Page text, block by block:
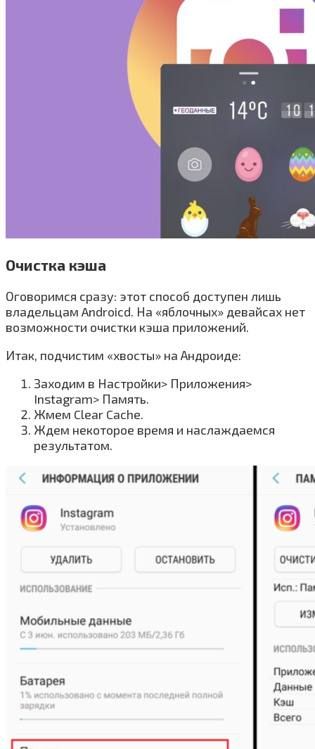
Очистка кэша
Оговоримся сразу: этот способ доступен лишь
владельцам Androicd. На «яблочных» девайсах нет
возможности очистки кэша приложений.
Итак, подчистим «хвосты» на Андроиде:
Заходим в Настройки> Приложения>
Instagram> Память.
Жмем Clear Cache.
Ждем некоторое время и наслаждаемся
результатом.